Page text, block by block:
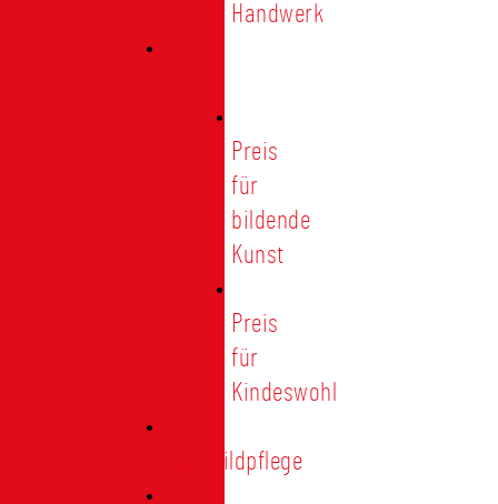
Handwerk
Preis
für
bildende
Kunst
Preis
für
Kindeswohl
Stadtbildpflege